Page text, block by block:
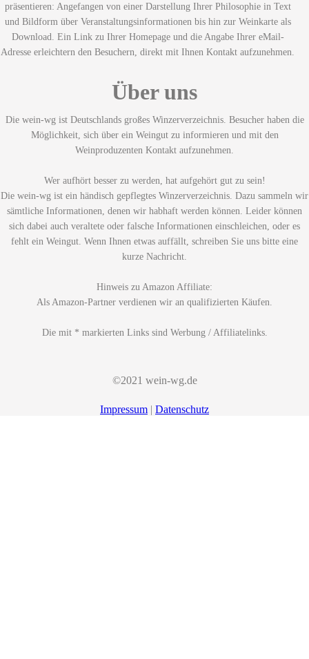
präsentieren: Angefangen von einer Darstellung Ihrer Philosophie in Text
und Bildform über Veranstaltungsinformationen bis hin zur Weinkarte als
Download. Ein Link zu Ihrer Homepage und die Angabe Ihrer eMail-
Adresse erleichtern den Besuchern, direkt mit Ihnen Kontakt aufzunehmen.
Über uns
Die wein-wg ist Deutschlands großes Winzerverzeichnis. Besucher haben die
Möglichkeit, sich über ein Weingut zu informieren und mit den
Weinproduzenten Kontakt aufzunehmen.
Wer aufhört besser zu werden, hat aufgehört gut zu sein!
Die wein-wg ist ein händisch gepflegtes Winzerverzeichnis. Dazu sammeln wir
sämtliche Informationen, denen wir habhaft werden können. Leider können
sich dabei auch veraltete oder falsche Informationen einschleichen, oder es
fehlt ein Weingut. Wenn Ihnen etwas auffällt, schreiben Sie uns bitte eine
kurze Nachricht.
Hinweis zu Amazon Affiliate:
Als Amazon-Partner verdienen wir an qualifizierten Käufen.
Die mit * markierten Links sind Werbung / Affiliatelinks.
©2021 wein-wg.de
Impressum | Datenschutz